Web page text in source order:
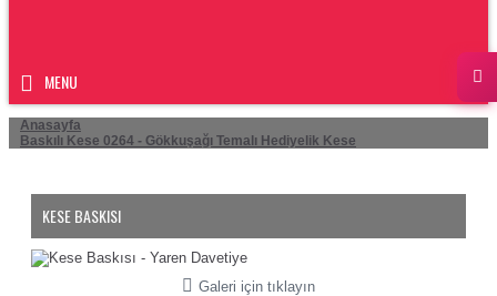
MENU
Anasayfa
Baskılı Kese 0264 - Gökkuşağı Temalı Hediyelik Kese
KESE BASKISI
Galeri için tıklayın